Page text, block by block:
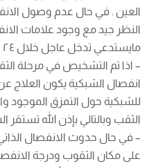
العين . في حال عدم وصول
النظر جيد مع وجود علامات
مايستدعي تدخل عاجل خلال ٢٤ الى ٤٨ ساعة.
– اذا تم التشخيص في مرحلة
انفصال الشبكية يكون العلاج
للشبكية حول التمزق الموجود
الثقب وبالتالي بإذن الله تستقر
– في حال حدوث الانفصال
على مكان الثقوب ودرجة